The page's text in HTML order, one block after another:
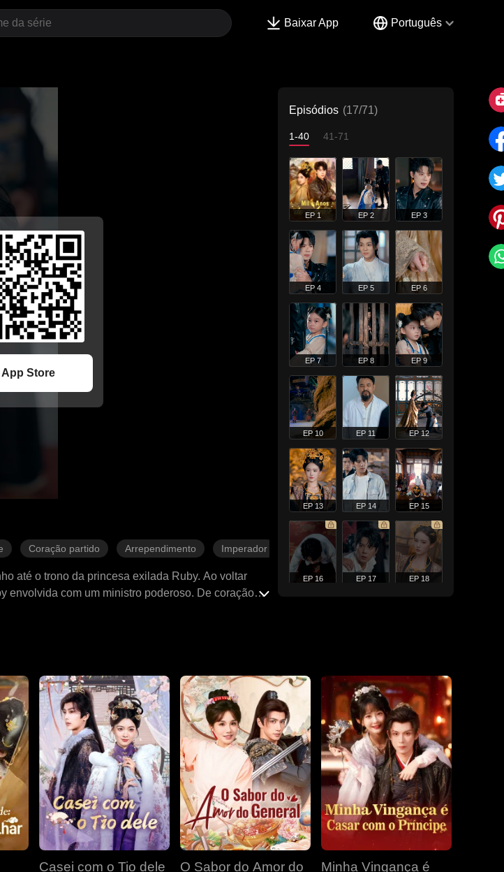
Baixar App Português
App Store
Coração partido Arrependimento Imperador
até o trono da princesa exilada Ruby. Ao voltar
envolvida com um ministro poderoso. De coração
Episódios (17/71)
1-40 41-71
EP 1 EP 2 EP 3
EP 4 EP 5 EP 6
EP 7 EP 8 EP 9
EP 10 EP 11 EP 12
EP 13 EP 14 EP 15
EP 16 EP 17 EP 18
EP 22 EP 23 EP 24
EP 25 EP 26 EP 27
EP 28 EP 29 EP 30
Casei com o Tio dele
O Sabor do Amor do
Minha Vingança é